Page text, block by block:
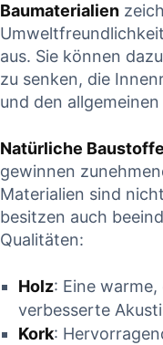
Baumaterialien
aus. Sie können
zu senken, die
und den
Natürliche Baustoffe
gewinnen
Materialien sind
besitzen auch
Qualitäten:
Holz: Eine
verbesserte
Kork: